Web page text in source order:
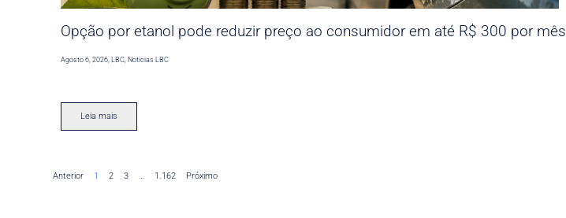
Opção por etanol pode reduzir preço ao consumidor em até R$ 300 por mês
Agosto 6, 2026 ,LBC Noticias LBC
Leia mais
Anterior 1 2 3 … 1.162 Próximo